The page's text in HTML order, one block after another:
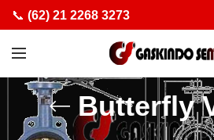
📞 (62) 21 2268 3273
Butterfly